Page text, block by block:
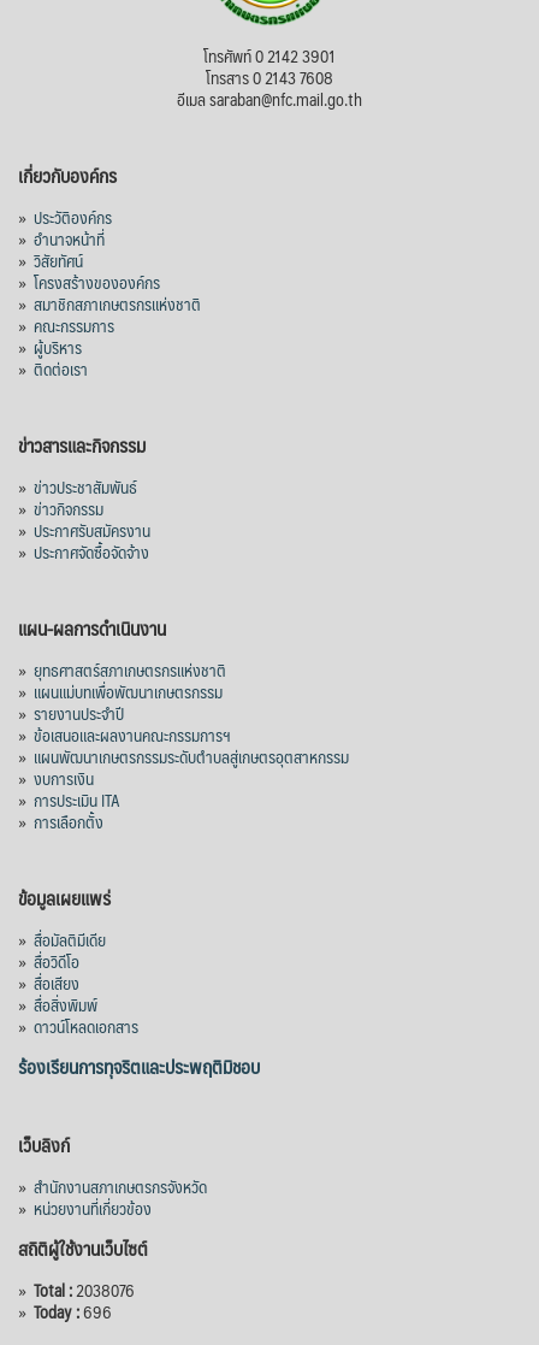
สภาเกษตรกรแห่งชาติ
กรมการค้าต่างประเทศ กระทรวงพาณิชย์ เปิด
ไทยในช่วง 6 เดือนของปี 2569 (ม.ค.-มิ.ย.) มี
1,205 ล้านดอลลาร์สหรัฐ (ประมาณ
38,003.15 ล้านบาท) ลดลง 27.69%
ปรับตัวลดลงตามสภาวะเศรษฐกิจและการค้า
โลก โดยตลาดส่งออกสำคัญ จีน ส่งออกได้
1.52 ล้านตัน ลด 61.71%
ส่งออกมันครึ่งปี 69 ปริมาณ 2.52 ล้านตัน
ลด 51.63% ยังดีที่ราคาขายดีกว่าปีก่อน
mgronline.com
View on Facebook
สภาเกษตรกรแห่งชาติ
2 days ago
คณะรัฐมนตรี อนุมัติโครงการอ่างเก็บน้ำ
คลองวังโตนด วงเงิน 7,200 ล้านบาท สะท้อน
ผลสำเร็จการผลักดันข้อเสนอเชิงนโยบายของ
เมื่อวันที่ 5 สิงหาคม 2569 คณะรัฐมนตรีมีมติ
อนุมัติโครงการอ่างเก็บน้ำคลองวังโตนด
จังหวัดจันทบุรี กรอบวงเงิน 7,200 ล้านบาท
กำหนดระยะเวลาดำเนินงาน 7 ปี (พ.ศ. 2570–
2576) โดยโครงการมีความจุ 99.50 ล้าน
ลูกบาศก์เมตร สามารถสนับสนุนพื้นที่
ชลประทานกว่า 87,700 ไร่ เพิ่ม
View on Facebook
โทรศัพท์ 0 2142 3901
โทรสาร 0 2143 7608
อีเมล saraban@nfc.mail.go.th
เกี่ยวกับองค์กร
» ประวัติองค์กร
» อำนาจหน้าที่
» วิสัยทัศน์
» โครงสร้างขององค์กร
» สมาชิกสภาเกษตรกรแห่งชาติ
» คณะกรรมการ
» ผู้บริหาร
» ติดต่อเรา
ข่าวสารและกิจกรรม
» ข่าวประชาสัมพันธ์
» ข่าวกิจกรรม
» ประกาศรับสมัครงาน
» ประกาศจัดซื้อจัดจ้าง
แผน-ผลการดำเนินงาน
» ยุทธศาสตร์สภาเกษตรกรแห่งชาติ
» แผนแม่บทเพื่อพัฒนาเกษตรกรรม
» รายงานประจำปี
» ข้อเสนอและผลงานคณะกรรมการฯ
» แผนพัฒนาเกษตรกรรมระดับตำบลสู่เกษตรอุตสาหกรรม
» งบการเงิน
» การประเมิน ITA
» การเลือกตั้ง
ข้อมูลเผยแพร่
» สื่อมัลติมีเดีย
» สื่อวิดีโอ
» สื่อเสียง
» สื่อสิ่งพิมพ์
» ดาวน์โหลดเอกสาร
ร้องเรียนการทุจริตและประพฤติมิชอบ
เว็บลิงก์
» สำนักงานสภาเกษตรกรจังหวัด
» หน่วยงานที่เกี่ยวข้อง
สถิติผู้ใช้งานเว็บไซต์
» Total :2038076
» Today :696